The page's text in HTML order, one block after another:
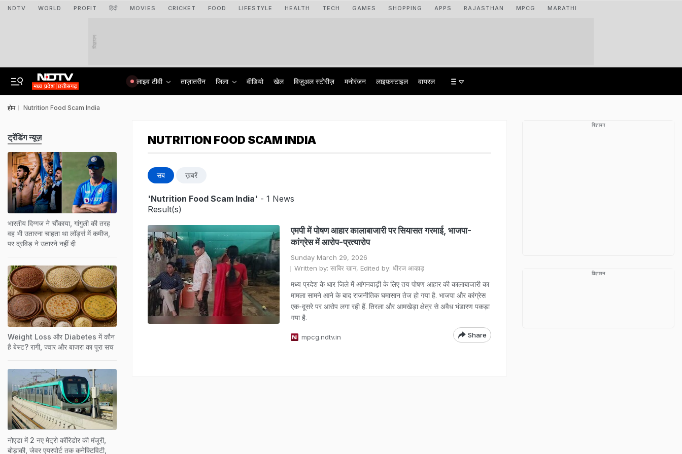
NDTV WORLD PROFIT हिंदी MOVIES CRICKET FOOD LIFESTYLE HEALTH TECH GAMES SHOPPING APPS RAJASTHAN MPCG MARATHI
विज्ञापन
लाइव टीवी ताज़ातरीन जिला वीडियो खेल विज़ुअल स्टोरीज़ मनोरंजन लाइफ़स्टाइल वायरल
होम Nutrition Food Scam India
NUTRITION FOOD SCAM INDIA
सब ख़बरें
'Nutrition Food Scam India' - 1 News
Result(s)
एमपी में पोषण आहार कालाबाजारी पर सियासत गरमाई, भाजपा-
कांग्रेस में आरोप-प्रत्यारोप
Sunday March 29, 2026
Written by: साबिर खान, Edited by: धीरज आव्हाड़
मध्य प्रदेश के धार जिले में आंगनवाड़ी के लिए तय पोषण आहार की कालाबाजारी का
मामला सामने आने के बाद राजनीतिक घमासान तेज हो गया है. भाजपा और कांग्रेस
एक-दूसरे पर आरोप लगा रही हैं. तिरला और आमखेड़ा क्षेत्र से अवैध भंडारण पकड़ा
गया है.
mpcg.ndtv.in Share
ट्रेंडिंग न्यूज़
भारतीय दिग्गज ने चौंकाया, गांगुली की तरह
वह भी उतारना चाहता था लॉर्ड्स में कमीज,
पर द्रविड़ ने उतारने नहीं दी
Weight Loss और Diabetes में कौन
है बेस्ट? रागी, ज्वार और बाजरा का पूरा सच
नोएडा में 2 नए मेट्रो कॉरिडोर की मंजूरी,
बोड़ाकी, जेवर एयरपोर्ट तक कनेक्टिविटी,
विज्ञापन
विज्ञापन